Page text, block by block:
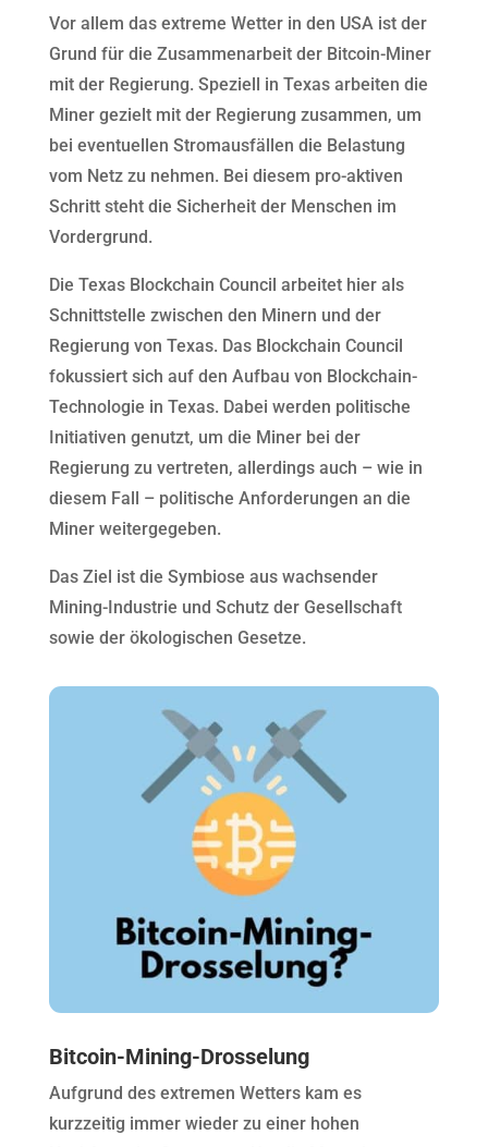
Vor allem das extreme Wetter in den USA ist der
Grund für die Zusammenarbeit der Bitcoin-Miner
mit der Regierung. Speziell in Texas arbeiten die
Miner gezielt mit der Regierung zusammen, um
bei eventuellen Stromausfällen die Belastung
vom Netz zu nehmen. Bei diesem pro-aktiven
Schritt steht die Sicherheit der Menschen im
Vordergrund.
Die Texas Blockchain Council arbeitet hier als
Schnittstelle zwischen den Minern und der
Regierung von Texas. Das Blockchain Council
fokussiert sich auf den Aufbau von Blockchain-
Technologie in Texas. Dabei werden politische
Initiativen genutzt, um die Miner bei der
Regierung zu vertreten, allerdings auch – wie in
diesem Fall – politische Anforderungen an die
Miner weitergegeben.
Das Ziel ist die Symbiose aus wachsender
Mining-Industrie und Schutz der Gesellschaft
sowie der ökologischen Gesetze.
Bitcoin-Mining-Drosselung
Aufgrund des extremen Wetters kam es
kurzzeitig immer wieder zu einer hohen